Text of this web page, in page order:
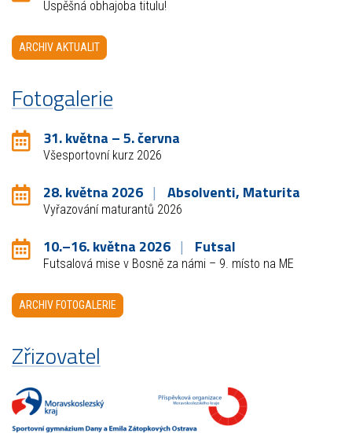
Úspěšná obhajoba titulu!
ARCHIV AKTUALIT
Fotogalerie
31. května – 5. června
Všesportovní kurz 2026
28. května 2026 Absolventi, Maturita
Vyřazování maturantů 2026
10.–16. května 2026 Futsal
Futsalová mise v Bosně za námi – 9. místo na ME
ARCHIV FOTOGALERIE
Zřizovatel